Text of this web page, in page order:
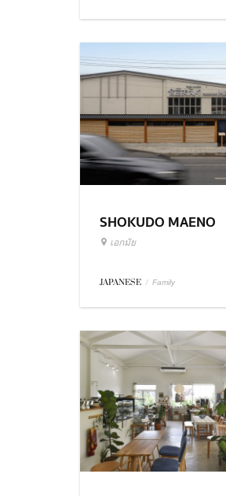
SHOKUDO MAENO
เอกมัย
JAPANESE / Family